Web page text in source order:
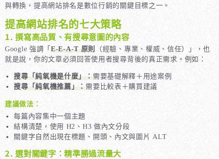
與轉換，提高網站排名是數位行銷的關鍵目標之一。
提高網站排名的七大策略
1. 撰寫高品質、有搜尋意圖的內容
Google 強調「 E-E-A-T 原則 （經驗、專業、權威、信任）」，也
就是說，你的文章必須回答使用者搜尋背後的真正需求。例如：
搜尋「純氧機是什麼」：需要基礎解釋＋用途案例
搜尋「純氧機推薦」：需要比較表＋購買建議
建議做法：
每篇內容集中一個主題
結構清楚，使用 H2、H3 做內文分段
關鍵字自然出現在標題、開頭、內文與圖片 ALT
2. 選對關鍵字：精準勝過流量大